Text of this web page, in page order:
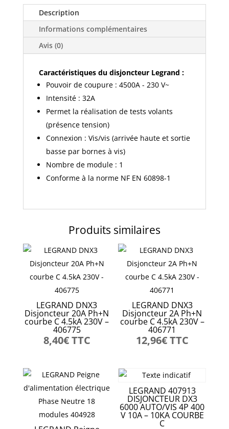
Ph+N
courbe
4.5kA
Description
Informations complémentaires
Avis (0)
Caractéristiques du disjoncteur Legrand :
Pouvoir de coupure : 4500A - 230 V~
Intensité : 32A
Permet la réalisation de tests volants
(présence tension)
Connexion : Vis/vis (arrivée haute et sortie
basse par bornes à vis)
Nombre de module : 1
Conforme à la norme NF EN 60898-1
Produits similaires
LEGRAND DNX3
Disjoncteur 20A Ph+N
courbe C 4.5kA 230V –
406775
8,40€TTC
LEGRAND DNX3
Disjoncteur 2A Ph+N
courbe C 4.5kA 230V –
406771
12,96€TTC
LEGRAND 407913
DISJONCTEUR DX3
6000 AUTO/VIS 4P 400
V 10A – 10KA COURBE
C